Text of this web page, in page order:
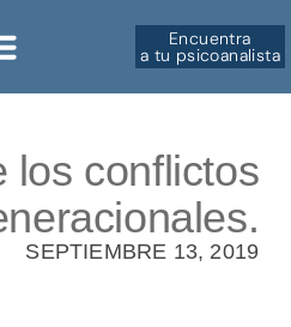
Encuentra
a tu psicoanalista
los conflictos
SEPTIEMBRE 13, 2019